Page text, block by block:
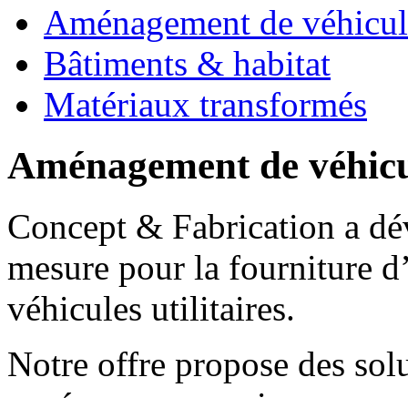
Aménagement de
Bâtiments & habitat
Matériaux transformés
Aménagement de
Concept & Fabrication a
mesure pour la fourniture
véhicules utilitaires.
Notre offre propose des